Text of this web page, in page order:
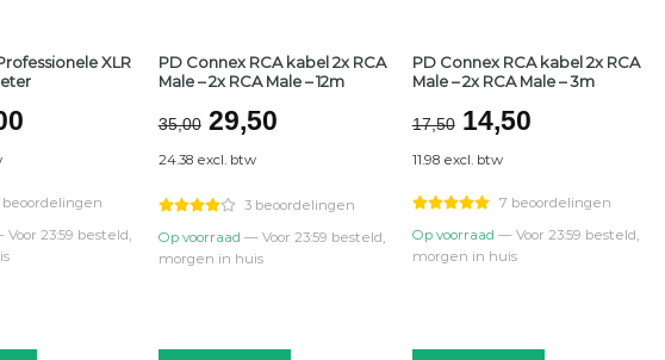
XLR
Huidige
€32,00.
beoordelingen
Voor 23:59 besteld,
PD Connex RCA kabel 2x RCA
Male – 2x RCA Male – 12m
35,00 Oorspronkelijke
prijs
was:
€35,00.
29,50Huidige
€29,50.
24.38 excl. btw
3 beoordelingen
Op voorraad — Voor 23:59 besteld,
morgen in huis
PD Connex RCA kabel 2x RCA
Male – 2x RCA Male – 3m
17,50
prijs
was:
€17,50.
14,50Huidige
€14,50.
11.98 excl. btw
7 beoordelingen
Op voorraad — Voor 23:59 besteld,
morgen in huis